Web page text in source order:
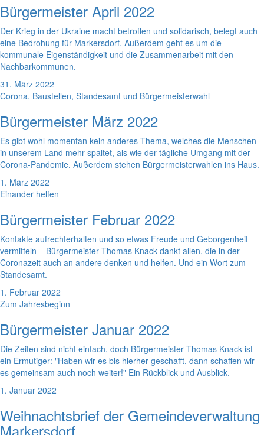
Bürgermeister April 2022
Der Krieg in der Ukraine macht betroffen und solidarisch, belegt auch
eine Bedrohung für Markersdorf. Außerdem geht es um die
kommunale Eigenständigkeit und die Zusammenarbeit mit den
Nachbarkommunen.
31. März 2022
Corona, Baustellen, Standesamt und Bürgermeisterwahl
Bürgermeister März 2022
Es gibt wohl momentan kein anderes Thema, welches die Menschen
in unserem Land mehr spaltet, als wie der tägliche Umgang mit der
Corona-Pandemie. Außerdem stehen Bürgermeisterwahlen ins Haus.
1. März 2022
Einander helfen
Bürgermeister Februar 2022
Kontakte aufrechterhalten und so etwas Freude und Geborgenheit
vermitteln – Bürgermeister Thomas Knack dankt allen, die in der
Coronazeit auch an andere denken und helfen. Und ein Wort zum
Standesamt.
1. Februar 2022
Zum Jahresbeginn
Bürgermeister Januar 2022
Die Zeiten sind nicht einfach, doch Bürgermeister Thomas Knack ist
ein Ermutiger: "Haben wir es bis hierher geschafft, dann schaffen wir
es gemeinsam auch noch weiter!" Ein Rückblick und Ausblick.
1. Januar 2022
Weihnachtsbrief der Gemeindeverwaltung
Markersdorf